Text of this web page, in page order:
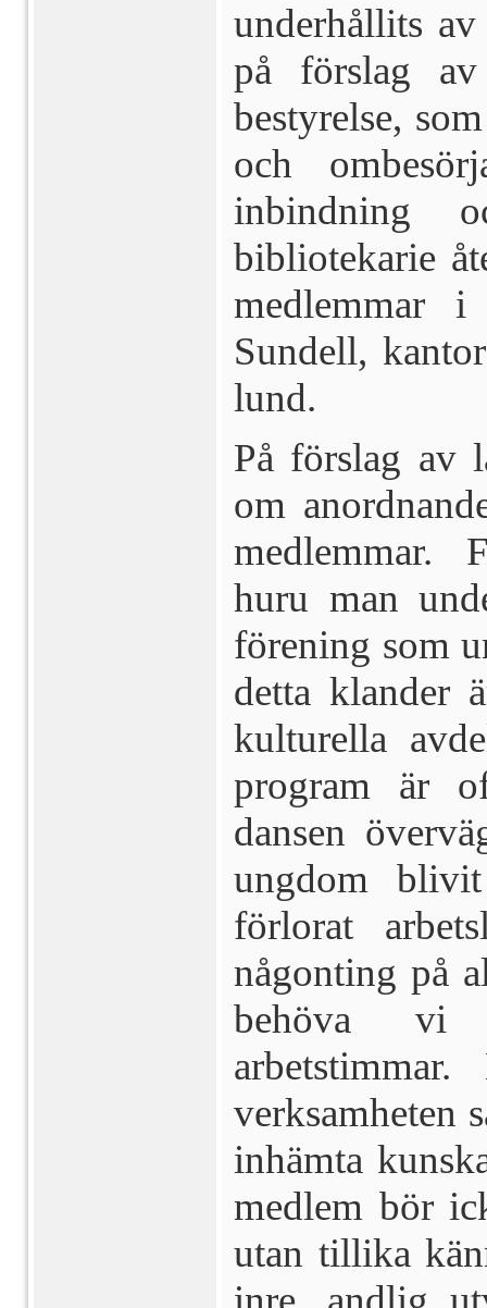
underhållits
på för­slag
bestyrelse,
och
inbindning
bibliotekarie
medlemmar
Sundell,
lund.
På förslag av
om
medlemmar.
huru man
förening som
detta klander
kulturella
program är
dansen
ungdom
förlorat
någonting på
behöva vi
verksamheten
inhämta
medlem bör
utan tillika